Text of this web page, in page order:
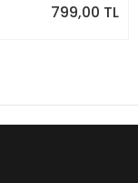
799,00 TL